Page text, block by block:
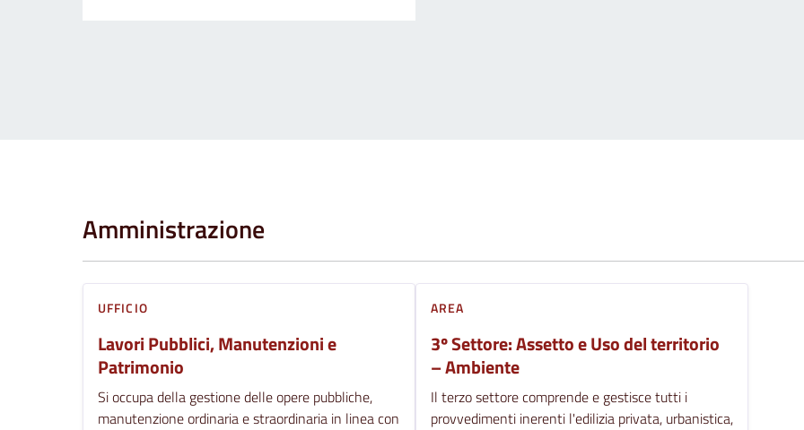
Amministrazione
UFFICIO
Lavori Pubblici, Manutenzioni e
Patrimonio
Si occupa della gestione delle opere pubbliche,
manutenzione ordinaria e straordinaria in linea con
AREA
3º Settore: Assetto e Uso del territorio
– Ambiente
Il terzo settore comprende e gestisce tutti i
provvedimenti inerenti l'edilizia privata, urbanistica,